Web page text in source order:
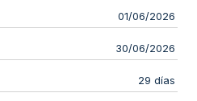
01/06/2026
30/06/2026
29 días